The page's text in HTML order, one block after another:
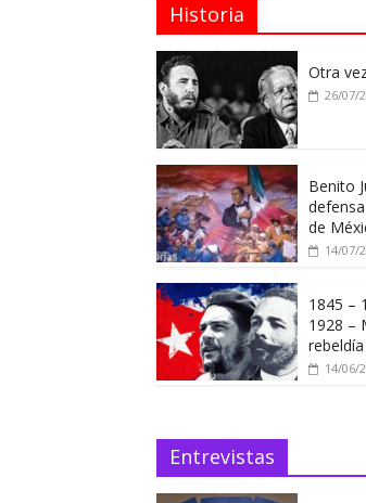
Historia
Otra
26/07/
Benito
de
14/07/
1845 –
1928 –
14/06/
Entrevistas